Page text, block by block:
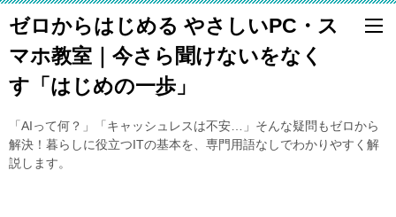
ゼロからはじめる やさしいPC・ス
マホ教室｜今さら聞けないをなく
す「はじめの一歩」
「AIって何？」「キャッシュレスは不安…」そんな疑問もゼロから
解決！暮らしに役立つITの基本を、専門用語なしでわかりやすく解
説します。